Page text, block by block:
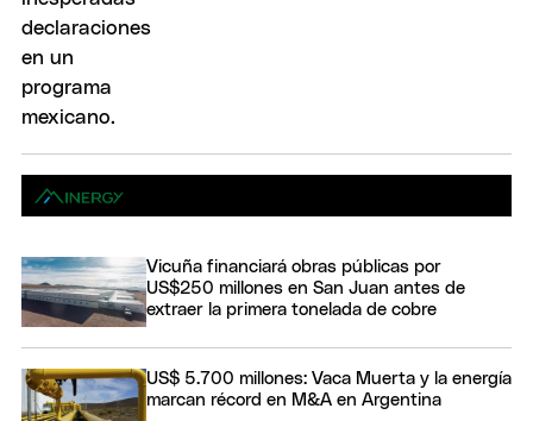
Vicuña financiará obras públicas por
US$250 millones en San Juan antes de
extraer la primera tonelada de cobre
US$ 5.700 millones: Vaca Muerta y la energía
marcan récord en M&A en Argentina